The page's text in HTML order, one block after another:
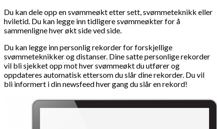
Du kan dele opp en svømmeøkt etter sett, svømmeteknikk eller
hviletid. Du kan legge inn tidligere svømmeøkter for å
sammenligne hver økt side ved side.
Du kan legge inn personlig rekorder for forskjellige
svømmeteknikker og distanser. Dine satte personlige rekorder
vil bli sjekket opp mot hver svømmeøkt du utfører og
oppdateres automatisk ettersom du slår dine rekorder. Du vil
bli informert i din newsfeed hver gang du slår en rekord!